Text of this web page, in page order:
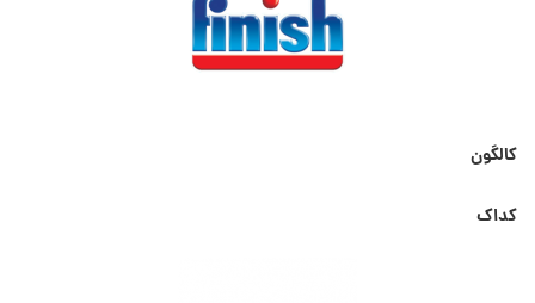
کالگون
کداک